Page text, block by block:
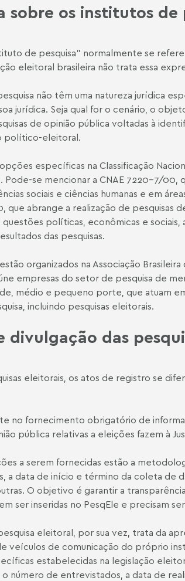
sobre os institutos de
de pesquisa” normalmente se
eleitoral brasileira não trata essa
não têm uma natureza jurídica
jurídica. Seja qual for o cenário, o
de opinião pública voltadas à
político-eleitoral.
específicas na Classificação
se mencionar a CNAE 7220-7/00,
sociais e ciências humanas e em
que abrange a realização de pesquisas
políticas, econômicas e sociais,
das pesquisas.
organizados na Associação
empresas do setor de pesquisa de
médio e pequeno porte, que atuam
incluindo pesquisas eleitorais.
divulgação das
eleitorais, os atos de registro se
no fornecimento obrigatório de
pública relativas a eleições fazem à
a serem fornecidas estão a
a data de início e término da coleta de
O objetivo é garantir a
ser inseridas no PesqEle e precisam
eleitoral, por sua vez, trata da
veículos de comunicação do próprio
estabelecidas na legislação
o número de entrevistados, a data de